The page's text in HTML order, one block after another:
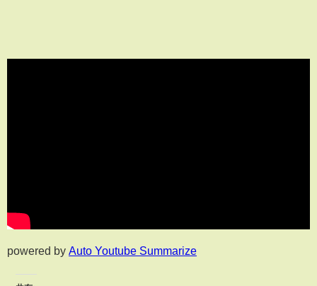
powered by Auto Youtube Summarize